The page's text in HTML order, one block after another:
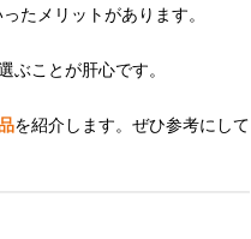
たメリットがあります。
ぶことが肝心です。
を紹介します。ぜひ参考にして